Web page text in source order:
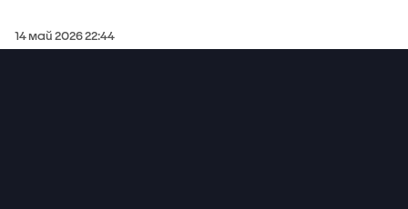
14 май 2026 22:44